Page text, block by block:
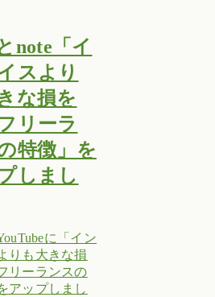
note「イ
スより
な損を
リーラ
特徴」を
しまし
に「イン
りも大きな損
リーランスの
アップしまし